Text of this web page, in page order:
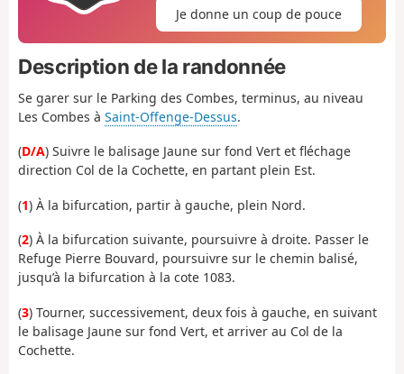
Je donne un coup de pouce
Description de la randonnée
Se garer sur le Parking des Combes, terminus, au niveau
Les Combes à Saint-Offenge-Dessus.
(D/A) Suivre le balisage Jaune sur fond Vert et fléchage
direction Col de la Cochette, en partant plein Est.
(1) À la bifurcation, partir à gauche, plein Nord.
(2) À la bifurcation suivante, poursuivre à droite. Passer le
Refuge Pierre Bouvard, poursuivre sur le chemin balisé,
jusqu’à la bifurcation à la cote 1083.
(3) Tourner, successivement, deux fois à gauche, en suivant
le balisage Jaune sur fond Vert, et arriver au Col de la
Cochette.